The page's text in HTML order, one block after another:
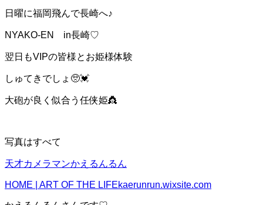
日曜に福岡飛んで長崎へ♪
NYAKO-EN in長崎♡
翌日もVIPの皆様とお姫様体験
しゅてきでしょ🥺💓
大砲が良く似合う任侠姫👸
写真はすべて
天才カメラマンかえるんるん
HOME | ART OF THE LIFEkaerunrun.wixsite.com